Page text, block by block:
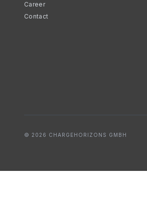
Career
Contact
© 2026 CHARGEHORIZONS GMBH